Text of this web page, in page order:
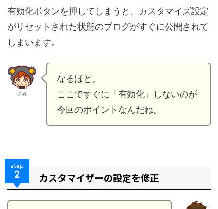
有効化ボタンを押してしまうと、カスタマイズ設定
がリセットされた状態のブログがすぐに公開されて
しまいます。
小豆
なるほど。
ここですぐに「有効化」しないのが
今回のポイントなんだね。
step
2 カスタマイザーの設定を修正